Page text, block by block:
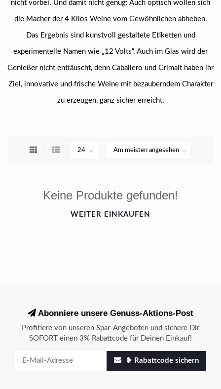
nicht vorbei. Und damit nicht genug: Auch optisch wollen sich
die Macher der 4 Kilos Weine vom Gewöhnlichen abheben.
Das Ergebnis sind kunstvoll gestaltete Etiketten und
experimentelle Namen wie „12 Volts“. Auch im Glas wird der
Genießer nicht enttäuscht, denn Caballero und Grimalt haben ihr
Ziel, innovative und frische Weine mit bezauberndem Charakter
zu erzeugen, ganz sicher erreicht.
Keine Produkte gefunden!
WEITER EINKAUFEN
Abonniere unsere Genuss-Aktions-Post
Profitiere von unseren Spar-Angeboten und sichere Dir
SOFORT einen 3% Rabattcode für Deinen Einkauf!
❥ Rabattcode sichern